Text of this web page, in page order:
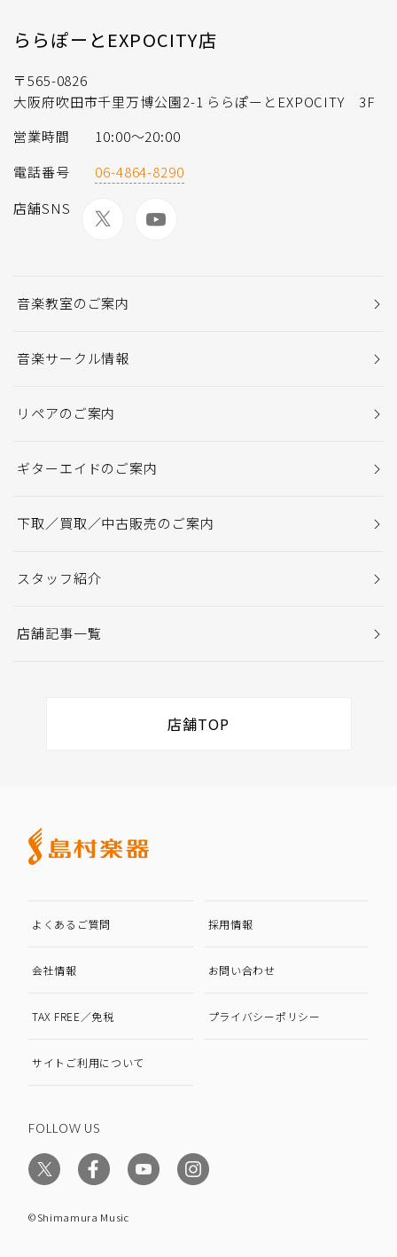
ららぽーとEXPOCITY店
〒565-0826
大阪府吹田市千里万博公園2-1 ららぽーとEXPOCITY 3F
営業時間
10:00〜20:00
電話番号
06-4864-8290
店舗SNS
音楽教室のご案内
音楽サークル情報
リペアのご案内
ギターエイドのご案内
下取／買取／中古販売のご案内
スタッフ紹介
店舗記事一覧
店舗TOP
よくあるご質問 採用情報
会社情報 お問い合わせ
TAX FREE／免税 プライバシーポリシー
サイトご利用について
FOLLOW US
©Shimamura Music